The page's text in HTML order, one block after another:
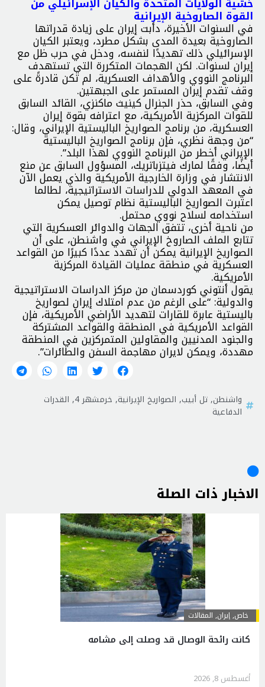
القوة الصاروخية الإيرانية
في السنوات الأخيرة، دأبت إيران على زيادة قدراتها
الصاروخية بعيدة المدى بشكل مطرد، ويعتبر الکيان
الإسرائيلي ذلك تهديدًا لنفسه، ودخل في حرب ظل مع
إيران لسنوات. لكن الهجمات المتكررة التي تستهدف
البرنامج النووي والأهداف العسكرية، لم تكن قادرةً على
وقف تقدم إيران المستمر على الجبهتين.
وفي السابق، حذر الجنرال كينيث ماكنزي، القائد السابق
للقوات المركزية الأمريكية، مع اعترافه بقوة إيران
العسكرية، من برنامج الصواريخ الباليستية الإيراني، وقال:
“من وجهة نظري، فإن برنامج الصواريخ الباليستية
الإيراني أخطر من البرنامج النووي لهذا البلد”.
أيضًا، وفقًا لمارك فيتزباتريك، المسؤول السابق عن منع
الانتشار في وزارة الخارجية الأمريكية والذي يعمل الآن
في المعهد الدولي للدراسات الاستراتيجية، لطالما
اعتبرت الصواريخ الباليستية نظام توصيل يمكن
استخدامه لسلاح نووي محتمل.
من ناحية أخرى، تتفق الجهات والدوائر العسكرية التي
تتابع الملف الصاروخ الإيراني في واشنطن، على أن
الصواريخ الإيرانية يمكن أن تهدد عددًا كبيرًا من القواعد
العسكرية في منطقة عمليات القيادة المركزية
الأمريكية.
يقول أنتوني كوردسمان من مركز الدراسات الاستراتيجية
والدولية: “على الرغم من عدم امتلاك إيران لصواريخ
باليستية عابرة للقارات لتهديد الأراضي الأمريكية، فإن
القواعد الأمريكية في المنطقة والقواعد المشتركة
والجنود المدنيين والمقاولين المتمركزين في المنطقة
مهددة، ويمكن لايران مهاجمة السفن والطائرات”.
واشنطن,تل أبيب, الصواريخ الإيرانية, خرمشهر 4 , القدرات
الدفاعية
الاخبار ذات الصلة
خاص,إيران, المقالات
كانت رائحة الوصال قد وصلت إلى مشامه
أغسطس 8, 2026